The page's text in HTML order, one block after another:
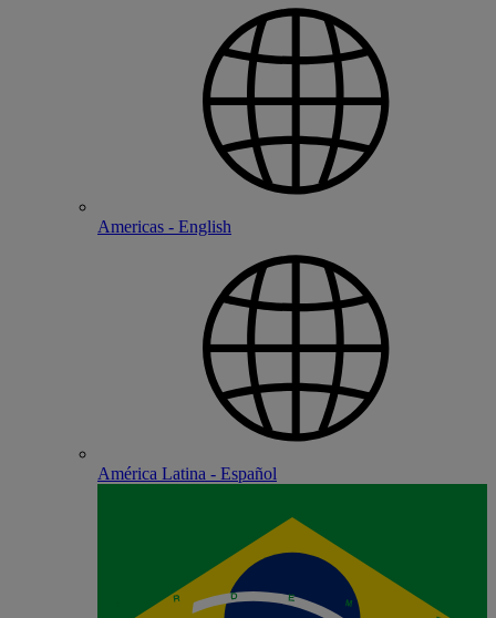
Americas - English
América Latina - Español